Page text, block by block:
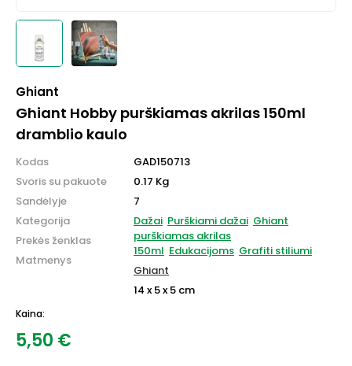
Ghiant
Ghiant Hobby purškiamas akrilas 150ml
dramblio kaulo
Kodas
Svoris su pakuote
Sandėlyje
Kategorija
Prekės ženklas
Matmenys
GAD150713
0.17 Kg
7
Dažai Purškiami dažai Ghiant
purškiamas akrilas
150ml Edukacijoms Grafiti stiliumi
Ghiant
14 x 5 x 5 cm
Kaina:
5,50 €